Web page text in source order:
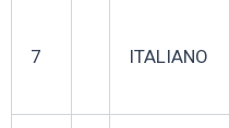
7 ITALIANO